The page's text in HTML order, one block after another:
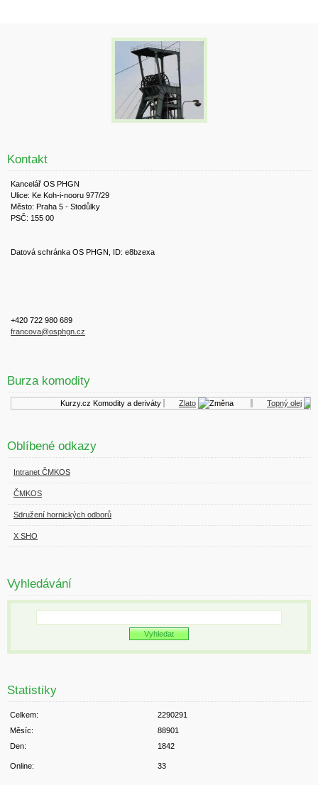
Kontakt
Kancelář OS PHGN
Ulice: Ke Koh-i-nooru 977/29
Město: Praha 5 - Stodůlky
PSČ: 155 00
Datová schránka OS PHGN, ID: e8bzexa
+420 722 980 689
francova@osphgn.cz
Burza komodity
Kurzy.cz Komodity a deriváty Zlato Topný olej
Oblíbené odkazy
Intranet ČMKOS
ČMKOS
Sdružení hornických odborů
X SHO
Vyhledávání
Statistiky
Online: 33
Celkem:
2290291
Měsíc:
88901
Den:
1842